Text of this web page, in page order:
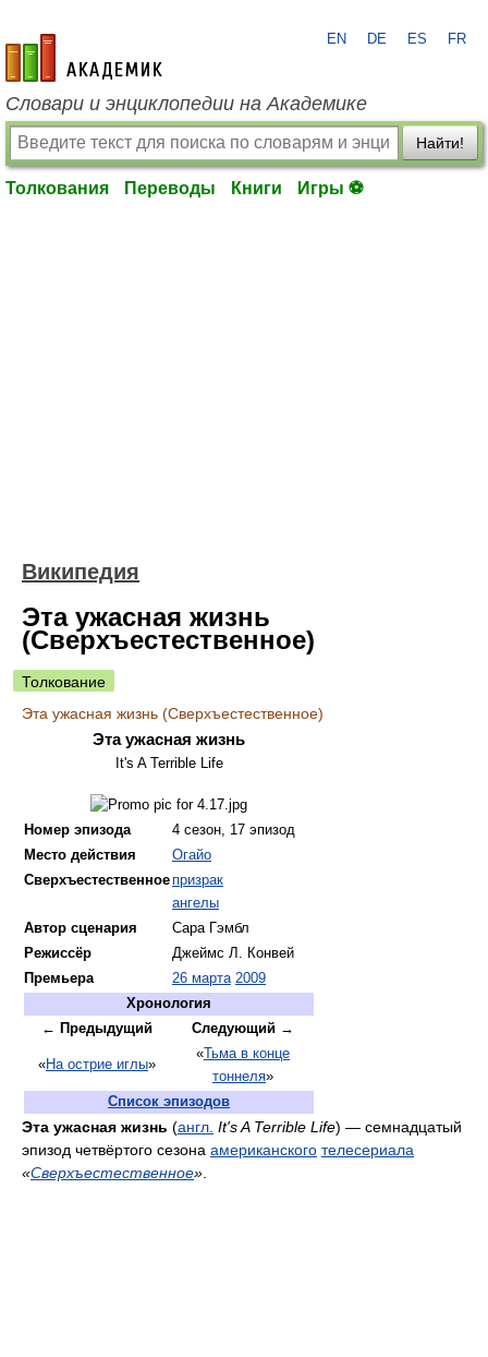
academic.ru
EN DE ES FR
Словари и энциклопедии на Академике
Найти!
Толкования Переводы Книги Игры ⚽
Википедия
Эта ужасная жизнь
(Сверхъестественное)
Толкование
Эта ужасная жизнь (Сверхъестественное)
Эта ужасная жизнь
It's A Terrible Life
Номер эпизода
4 сезон, 17 эпизод
Место действия
Огайо
Сверхъестественное призрак
ангелы
Автор сценария
Сара Гэмбл
Режиссёр
Джеймс Л. Конвей
Премьера
26 марта 2009
Хронология
← Предыдущий
Следующий →
«На острие иглы»
« Тьма в конце
тоннеля»
Список эпизодов
Эта ужасная жизнь (англ. It's A Terrible Life) — семнадцатый
эпизод четвёртого сезона американского телесериала
«Сверхъестественное»